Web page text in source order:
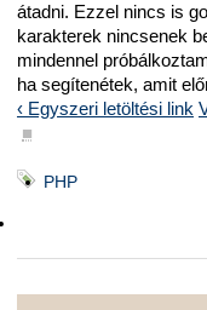
átadni. Ezzel nincs is
karakterek nincsenek
mindennel
ha segítenétek, amit
‹ Egyszeri letöltési link
■
PHP